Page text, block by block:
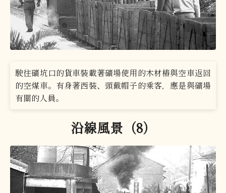
駛往礦坑口的貨車裝載著礦場使用的木材樁與空車返回
的空煤車。有身著西裝、頭戴帽子的乘客，應是與礦場
有關的人員。
沿線風景（8）